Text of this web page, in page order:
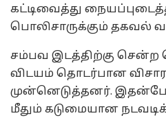
கட்டிவைத்து
பொலிசாருக்கும் தகவல்
சம்பவ இடத்திற்கு சென்ற
விடயம் தொடர்பான
முன்னெடுத்தனர்.
மீதும் கடுமையான